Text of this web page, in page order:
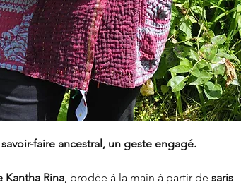
faire ancestral, un geste engagé.
Kantha Rina, brodée à la main à partir de saris